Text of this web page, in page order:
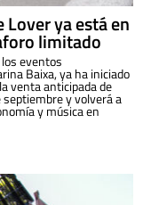
ya está en
limitado
eventos
Baixa, ya ha iniciado
venta anticipada de
y volverá a
y música en